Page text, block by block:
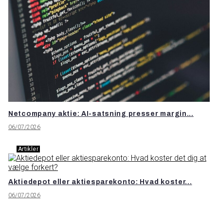
Netcompany aktie: AI-satsning presser margin...
06/07/2026
Artikler
Aktiedepot eller aktiesparekonto: Hvad koster...
06/07/2026